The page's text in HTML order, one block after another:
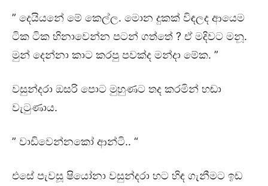
” දෙයියනේ මේ කෙල්ල. මොන දුකක් විඳලද ආයෙම
ටික ටික හිනාවෙන්න පටන් ගත්තේ ? ඒ මදිවට මනූ.
මුන් දෙන්නා කාට කරපු පවක්ද මන්දා මේක. ”
වසුන්දරා ඔසරි පොට මුහුණට තද කරමින් හඬා
වැටුණාය.
” වාඩිවෙන්නකෝ ආන්ටි.. “
එසේ පැවසූ ෂියෝනා වසුන්දරා හට හිඳ ගැනීමට ඉඩ